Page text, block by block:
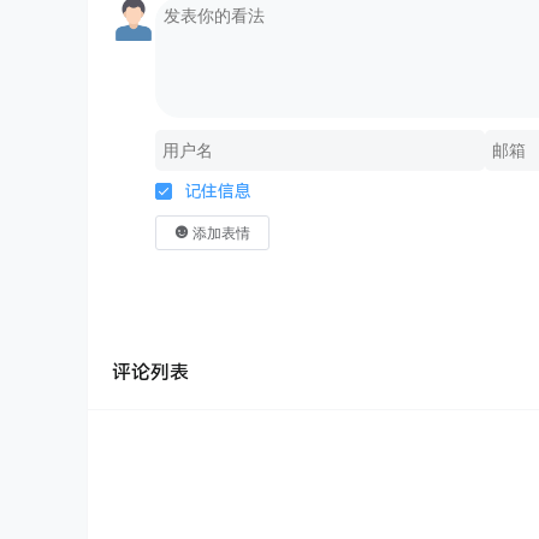
记住信息
添加表情
评论列表